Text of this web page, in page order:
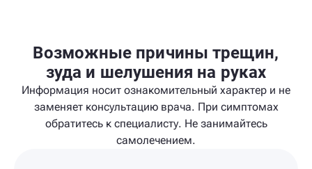
Возможные причины трещин,
зуда и шелушения на руках
Информация носит ознакомительный характер и не
заменяет консультацию врача. При симптомах
обратитесь к специалисту. Не занимайтесь
самолечением.